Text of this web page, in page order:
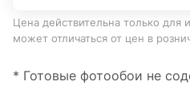
Цена действительна только для
может отличаться от цен в
* Готовые фотообои не